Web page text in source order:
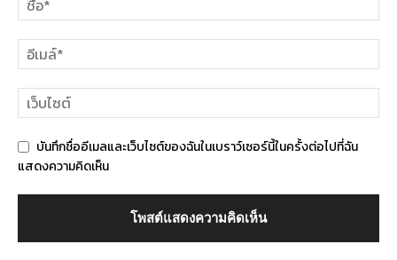
บันทึกชื่ออีเมลและเว็บไซต์ของฉันในเบราว์เซอร์นี้ในครั้งต่อไปที่ฉัน
แสดงความคิดเห็น